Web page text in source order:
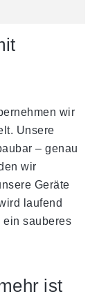
wir
Unsere
– genau
wir
Geräte
laufend
ein sauberes
ist